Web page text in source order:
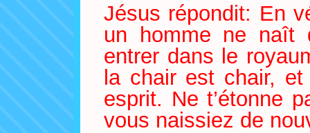
Jésus répondit: En
un homme ne naît
entrer dans le
la chair est chair,
esprit. Ne t’étonne
vous naissiez de